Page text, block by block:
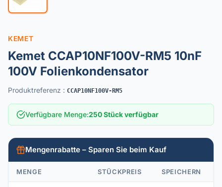
KEMET
Kemet CCAP10NF100V-RM5 10nF
100V Folienkondensator
Produktreferenz : CCAP10NF100V-RM5
Verfügbare Menge:250 Stück verfügbar
Mengenrabatte – Sparen Sie beim Kauf
MENGE STÜCKPREIS SPEICHERN